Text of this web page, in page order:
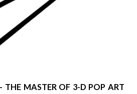
THE MASTER OF 3-D POP ART